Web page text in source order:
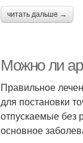
читать дальше →
Можно ли
Правильное
для постановки
отпускаемые без
основное